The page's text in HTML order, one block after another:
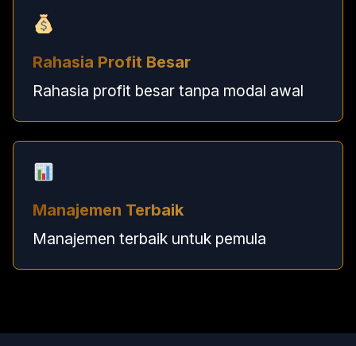
Rahasia Profit Besar
Rahasia profit besar tanpa modal awal
Manajemen Terbaik
Manajemen terbaik untuk pemula